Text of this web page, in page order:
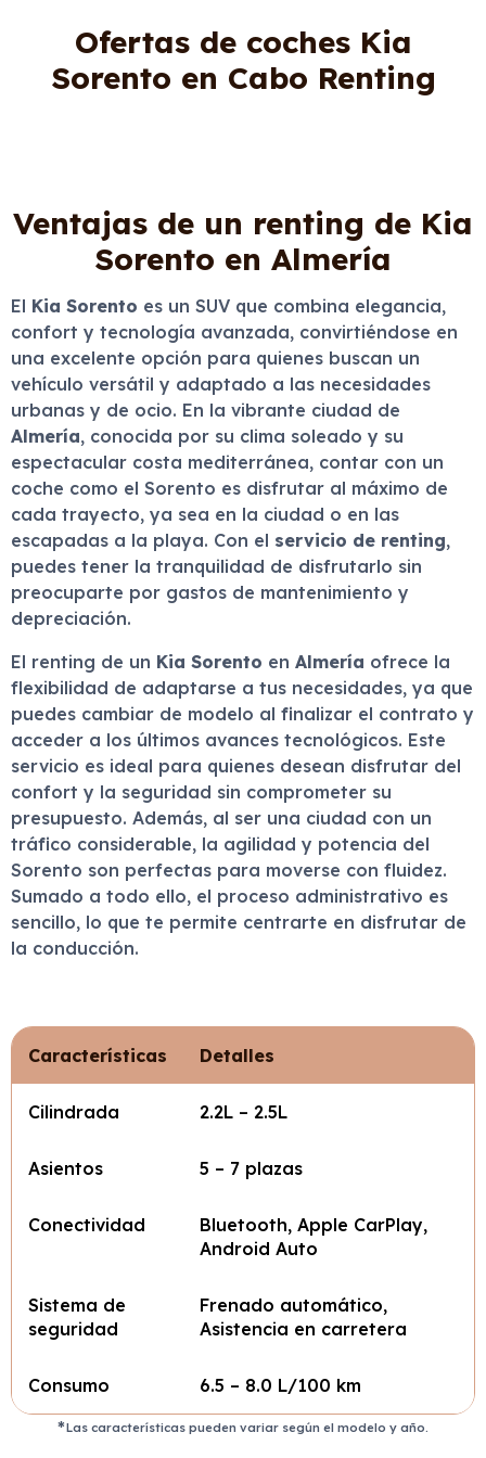
Ofertas de coches Kia
Sorento en Cabo Renting
Ventajas de un renting de Kia
Sorento en Almería
El Kia Sorento es un SUV que combina elegancia,
confort y tecnología avanzada, convirtiéndose en
una excelente opción para quienes buscan un
vehículo versátil y adaptado a las necesidades
urbanas y de ocio. En la vibrante ciudad de
Almería, conocida por su clima soleado y su
espectacular costa mediterránea, contar con un
coche como el Sorento es disfrutar al máximo de
cada trayecto, ya sea en la ciudad o en las
escapadas a la playa. Con el servicio de renting,
puedes tener la tranquilidad de disfrutarlo sin
preocuparte por gastos de mantenimiento y
depreciación.
El renting de un Kia Sorento en Almería ofrece la
flexibilidad de adaptarse a tus necesidades, ya que
puedes cambiar de modelo al finalizar el contrato y
acceder a los últimos avances tecnológicos. Este
servicio es ideal para quienes desean disfrutar del
confort y la seguridad sin comprometer su
presupuesto. Además, al ser una ciudad con un
tráfico considerable, la agilidad y potencia del
Sorento son perfectas para moverse con fluidez.
Sumado a todo ello, el proceso administrativo es
sencillo, lo que te permite centrarte en disfrutar de
la conducción.
Características Detalles
Cilindrada 2.2L – 2.5L
Asientos 5 – 7 plazas
Conectividad
Bluetooth, Apple CarPlay,
Android Auto
Sistema de
seguridad
Frenado automático,
Asistencia en carretera
Consumo 6.5 – 8.0 L/100 km
Las características pueden variar según el modelo y año.